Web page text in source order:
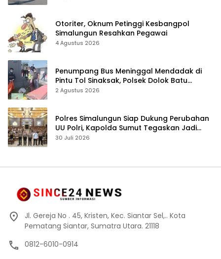
Otoriter, Oknum Petinggi Kesbangpol
Simalungun Resahkan Pegawai
4 Agustus 2026
Penumpang Bus Meninggal Mendadak di
Pintu Tol Sinaksak, Polsek Dolok Batu
Nanggar Gerak Cepat Olah TKP
2 Agustus 2026
Polres Simalungun Siap Dukung Perubahan
UU Polri, Kapolda Sumut Tegaskan Jadi
Fondasi Penguatan Profesionalisme dan
30 Juli 2026
Jl. Gereja No . 45, Kristen, Kec. Siantar Sel,.. Kota
Pematang Siantar, Sumatra Utara. 21118
0812-6010-0914